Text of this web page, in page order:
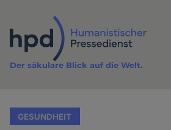
Inhalt
Der säkulare Blick auf die Welt.
GESUNDHEIT